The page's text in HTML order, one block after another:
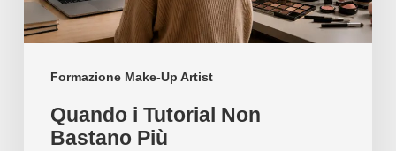
Formazione Make-Up Artist
Quando i Tutorial Non
Bastano Più